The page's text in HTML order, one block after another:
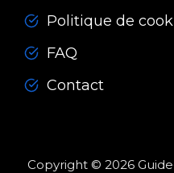
Politique de
FAQ
Contact
Copyright © 2026